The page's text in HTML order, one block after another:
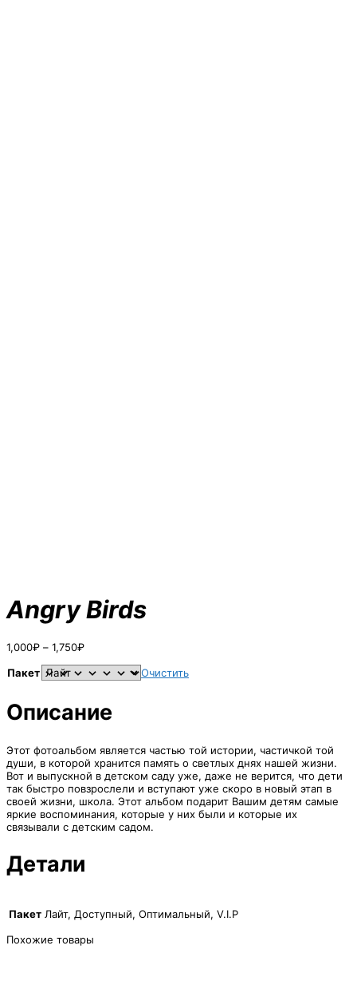
Angry Birds
1,000₽ – 1,750₽Диапазон
1,000₽
–
Пакет Очистить
Описание
Этот фотоальбом является частью той истории, частичкой той
души, в которой хранится память о светлых днях нашей жизни.
Вот и выпускной в детском саду уже, даже не верится, что дети
так быстро повзрослели и вступают уже скоро в новый этап в
своей жизни, школа. Этот альбом подарит Вашим детям самые
яркие воспоминания, которые у них были и которые их
связывали с детским садом.
Детали
Пакет Лайт, Доступный, Оптимальный, V.I.P
Похожие товары